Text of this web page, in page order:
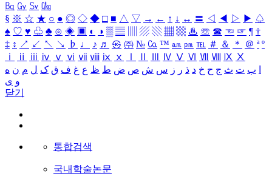
㏃ ㏉ ㏜ ㏆
§ ※ ☆ ★ ○ ● ◎ ◇ ◆ □ ■ △ ▽ → ← ↑ ↓ ↔ 〓 ◁ ◀ ▷ ▶ ♤
♠ ♡ ♥ ♧ ♣ ⊙ ◈ ▣ ◐ ◑ ▒ ▤ ▨ ▧ ▦ ▩ ♨ ☏ ☎ ☜ ☞ ¶ †
‡ ↕ ↗ ↙ ↖ ↘ ♭ ♩ ♪ ♬ ㉿ ㈜ № ㏇ ™ ㏂ ㏘ ℡ ＃ ＆ ＊ ＠ ª º
ⅰ
ⅱ ⅲ ⅳ ⅴ ⅵ ⅶ ⅷ ⅸ ⅹ Ⅳ Ⅴ Ⅵ Ⅶ Ⅷ Ⅸ Ⅹ
ب ت ث ج ح خ د ذ ر ز س ش ص ض ط ظ ع غ ف ق ک ل م ن ه
و ی
닫기
통합검색
국내학술논문